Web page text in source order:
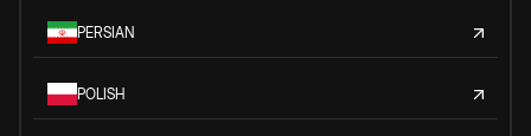
PERSIAN
POLISH